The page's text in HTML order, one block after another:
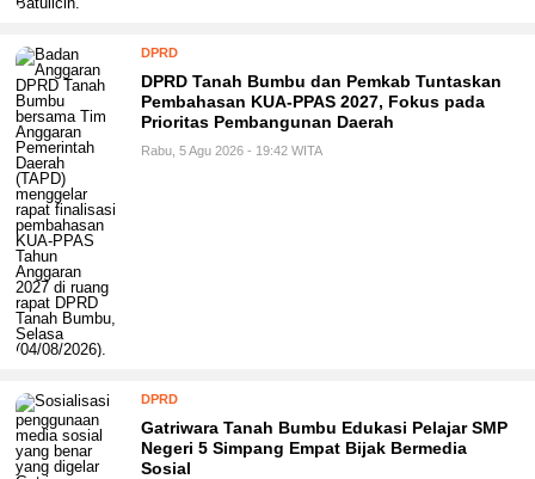
DPRD
DPRD Tanah Bumbu dan Pemkab Tuntaskan
Pembahasan KUA-PPAS 2027, Fokus pada
Prioritas Pembangunan Daerah
Rabu, 5 Agu 2026 - 19:42 WITA
DPRD
Gatriwara Tanah Bumbu Edukasi Pelajar SMP
Negeri 5 Simpang Empat Bijak Bermedia
Sosial